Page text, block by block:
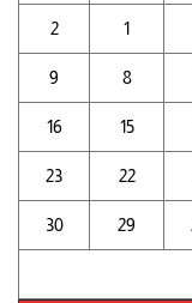
1
2
8
9
15
16
22
23
29
30